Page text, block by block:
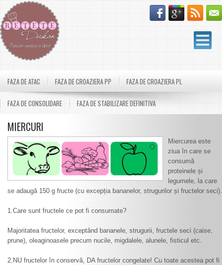
FAZA DE ATAC FAZA DE CROAZIERA PP FAZA DE CROAZIERA PL
FAZA DE CONSOLIDARE FAZA DE STABILIZARE DEFINITIVA
MIERCURI
Miercurea este
ziua în care se
consumă
proteinele și
legumele, la care
se adaugă 150 g fructe (cu excepția bananelor, strugurilor și fructelor seci).
1.Care sunt fructele ce pot fi consumate?
Majoritatea fructelor, exceptând bananele, strugurii, fructele seci (caise,
prune), oleaginoasele precum nucile, migdalele, alunele, fisticul etc.
2.NU fructelor în conservă, DA fructelor congelate! Cu toate acestea pot fi